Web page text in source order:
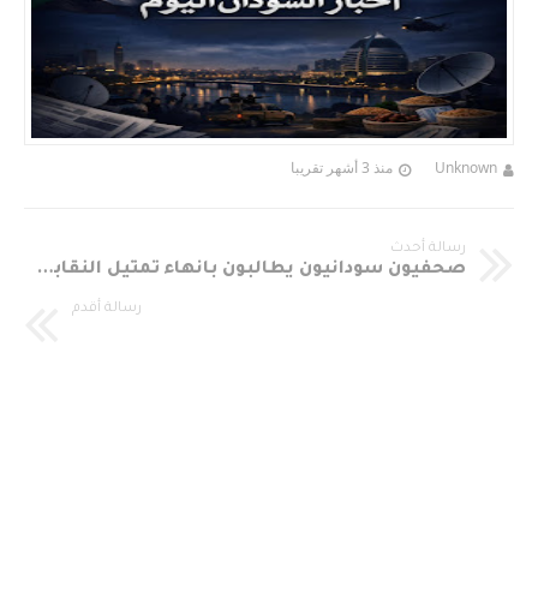
Unknown منذ 3 أشهر تقريبا
رسالة أحدث
صحفيون سودانيون يطالبون بانهاء تمثيل النقابة في تنسيقية “تقدم”
رسالة أقدم